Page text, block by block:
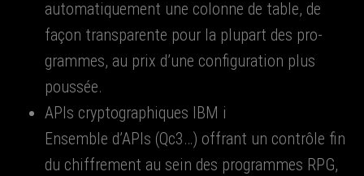
auto­ma­ti­que­ment une colonne de table, de
façon trans­pa­rente pour la plu­part des pro­
grammes, au prix d’une confi­gu­ra­tion plus
poussée.
APIs cryp­to­gra­phiques IBM i
Ensemble d’APIs (Qc3…) offrant un contrôle fin
du chif­fre­ment au sein des pro­grammes RPG,